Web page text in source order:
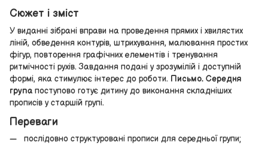
Сюжет і зміст
У виданні зібрані вправи на проведення прямих і хвилястих
ліній, обведення контурів, штрихування, малювання простих
фігур, повторення графічних елементів і тренування
ритмічності рухів. Завдання подані у зрозумілій і доступній
формі, яка стимулює інтерес до роботи. Письмо. Середня
група поступово готує дитину до виконання складніших
прописів у старшій групі.
Переваги
послідовно структуровані прописи для середньої групи;